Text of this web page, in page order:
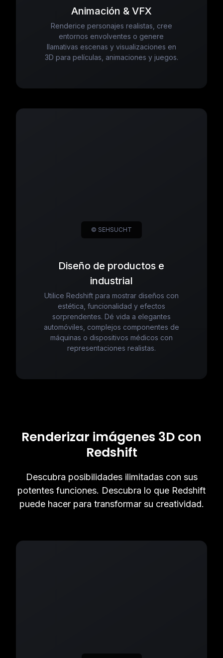
Animación & VFX
Renderice personajes realistas, cree
entornos envolventes o genere
llamativas escenas y visualizaciones en
3D para películas, animaciones y juegos.
Diseño de productos e
industrial
Utilice Redshift para mostrar diseños con
estética, funcionalidad y efectos
sorprendentes. Dé vida a elegantes
automóviles, complejos componentes de
máquinas o dispositivos médicos con
representaciones realistas.
© SEHSUCHT
Renderizar imágenes 3D con
Redshift
Descubra posibilidades ilimitadas con sus
potentes funciones. Descubra lo que Redshift
puede hacer para transformar su creatividad.